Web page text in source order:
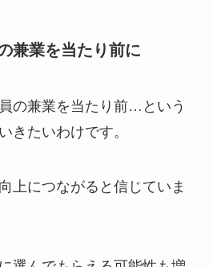
兼業を当たり前に
の兼業を当たり前…という
きたいわけです。
上につながると信じていま